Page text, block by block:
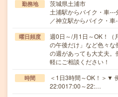
勤務地
茨城県土浦市
土浦駅からバイク・車
／神立駅からバイク・車
曜日頻度
週0日～/月1日～OK！
の午後だけ」など色々
の週があっても大丈夫
軽にご相談ください！
時間
＜1日3時間～OK！＞▼
22:0017:00～22:…